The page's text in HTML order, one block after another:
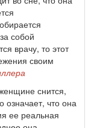
собой
врачу, то этот
своим
снится,
означает, что она
ее реальная